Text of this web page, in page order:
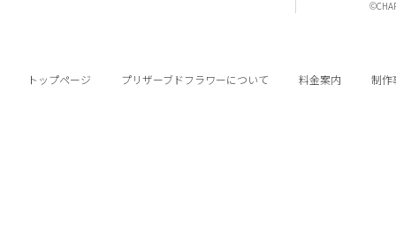
トップページ プリザーブドフラワーについて 料金案内 制作